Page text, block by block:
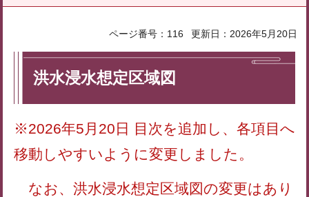
ページ番号：116 更新日：2026年5月20日
洪水浸水想定区域図
※2026年5月20日 目次を追加し、各項目へ
移動しやすいように変更しました。
なお、洪水浸水想定区域図の変更はあり